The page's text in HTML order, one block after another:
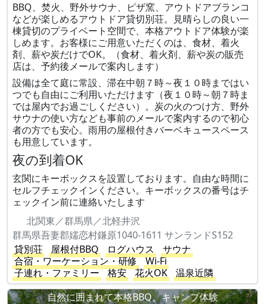
BBQ、焚火、野外サウナ、ピザ窯、アウトドアブランコ
などが楽しめるアウトドア貸切別荘。見晴らしの良い一
棟貸切のプライベート空間で、本格アウトドア体験が楽
しめます。お客様にご用意いただくのは、食材、着火
剤、薪や炭だけでOK。（食材、着火剤、薪や炭の販売
店は、予約後メールで案内します）
設備は全て庭に常設、滞在中朝７時～夜１０時まではい
つでも自由にご利用いただけます（夜１０時～朝７時ま
では屋内でお過ごしください）。炭の火のつけ方、野外
サウナの使い方なども事前のメールで案内するので初心
者の方でも安心。雨用の屋根付きバーベキュースペース
も用意しています。
夜の到着OK
玄関にキーボックスを設置しております。自由な時間に
セルフチェックインください。キーボックスの番号はチ
ェックイン前に連絡いたします
北関東／群馬県／北軽井沢
群馬県吾妻郡嬬恋村鎌原1040-1611 サンランドS152
貸別荘
屋根付BBQ ログハウス
サウナ
合宿・ワーケーション・研修
Wi-Fi
子連れ・ファミリー
格安 花火OK
温泉近隣
自然に囲まれて本格BBQ、キャンプ体験